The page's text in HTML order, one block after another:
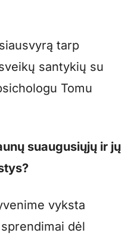
tarp
santykių su
Tomu
suaugusiųjų ir jų
vyksta
dėl